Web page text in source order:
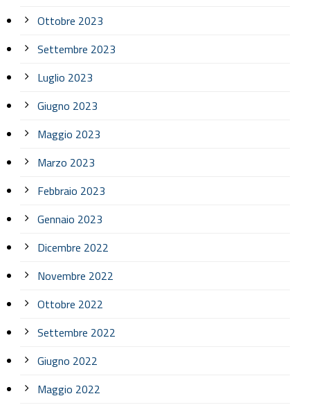
Ottobre 2023
Settembre 2023
Luglio 2023
Giugno 2023
Maggio 2023
Marzo 2023
Febbraio 2023
Gennaio 2023
Dicembre 2022
Novembre 2022
Ottobre 2022
Settembre 2022
Giugno 2022
Maggio 2022